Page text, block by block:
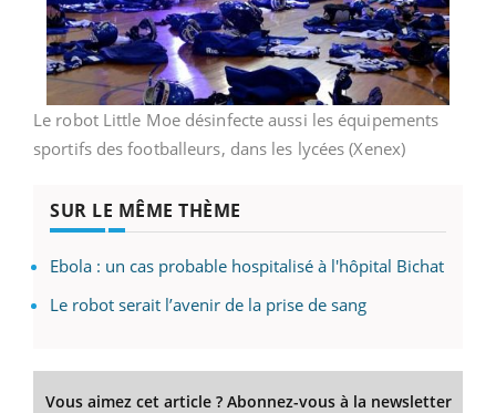
Le robot Little Moe désinfecte aussi les équipements
sportifs des footballeurs, dans les lycées (Xenex)
SUR LE MÊME THÈME
Ebola : un cas probable hospitalisé à l'hôpital Bichat
Le robot serait l’avenir de la prise de sang
Vous aimez cet article ? Abonnez-vous à la newsletter